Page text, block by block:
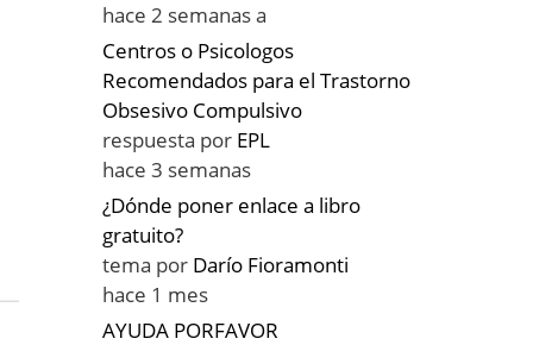
hace 2 semanas a
Centros o Psicologos
Recomendados para el Trastorno
Obsesivo Compulsivo
respuesta por EPL
hace 3 semanas
¿Dónde poner enlace a libro
gratuito?
tema por Darío Fioramonti
hace 1 mes
AYUDA PORFAVOR